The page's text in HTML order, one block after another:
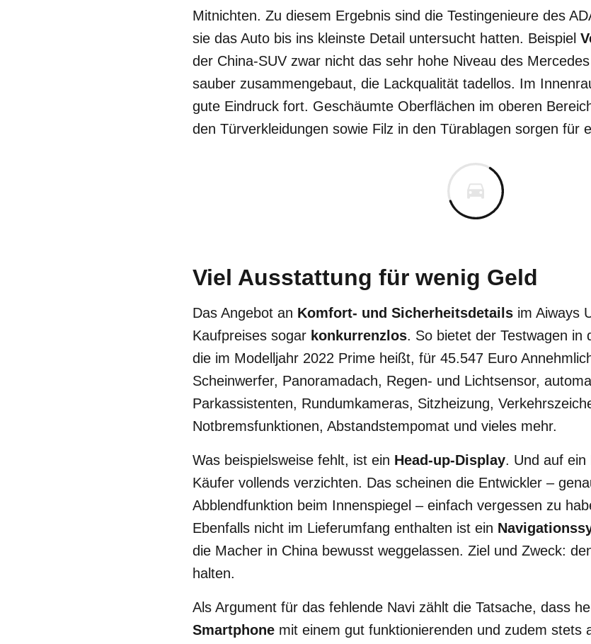
Mitnichten. Zu diesem Ergebnis sind die Testingenieure des
sie das Auto bis ins kleinste Detail untersucht hatten. Beispiel
der China-SUV zwar nicht das sehr hohe Niveau des
sauber zusammengebaut, die Lackqualität tadellos. Im
gute Eindruck fort. Geschäumte Oberflächen im oberen
den Türverkleidungen sowie Filz in den Türablagen sorgen für
Viel Ausstattung für wenig Geld
Das Angebot an Komfort- und Sicherheitsdetails im Aiways
Kaufpreises sogar konkurrenzlos. So bietet der Testwagen in
die im Modelljahr 2022 Prime heißt, für 45.547 Euro
Scheinwerfer, Panoramadach, Regen- und Lichtsensor,
Parkassistenten, Rundumkameras, Sitzheizung,
Notbremsfunktionen, Abstandstempomat und vieles mehr.
Was beispielsweise fehlt, ist ein Head-up-Display. Und auf ein
Käufer vollends verzichten. Das scheinen die Entwickler –
Abblendfunktion beim Innenspiegel – einfach vergessen zu
Ebenfalls nicht im Lieferumfang enthalten ist ein
die Macher in China bewusst weggelassen. Ziel und Zweck:
halten.
Als Argument für das fehlende Navi zählt die Tatsache, dass
Smartphone mit einem gut funktionierenden und zudem stets